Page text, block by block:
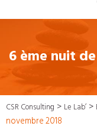
6 ème nuit
CSR Consulting > Le Lab’ >
novembre 2018